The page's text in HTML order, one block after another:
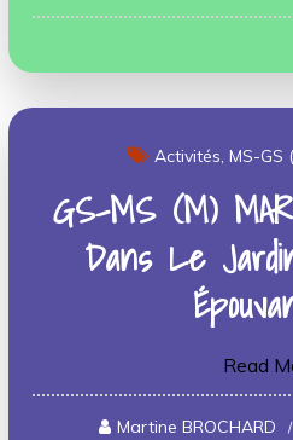
Activités MS-GS
GS-MS (M)
Dans Le
Read
Martine BROCHARD